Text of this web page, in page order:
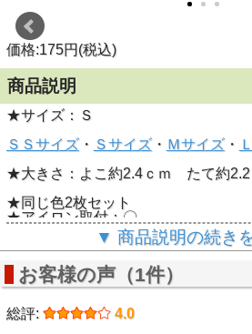
価格:175円(税込)
商品説明
★サイズ：Ｓ
ＳＳサイズ・ Ｓサイズ・ Ｍサイズ・
★大きさ：よこ約2.4ｃｍ たて約2.2
★同じ色2枚セット
★アイロン取付：〇
（※洗濯時は縫い付けて下さい）
▼ 商品説明の続き
お客様の声（1件）
総評: 4.0